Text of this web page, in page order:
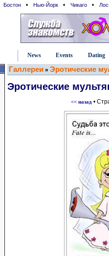
Бостон • Нью-Йорк • Чикаго •
News Events Dating
Галлереи » Эротические
Эротические
<< назад •